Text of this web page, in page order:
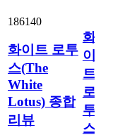
186140
화이트 로투
스(The
White
Lotus) 종합
리뷰
화
이
트
로
투
스